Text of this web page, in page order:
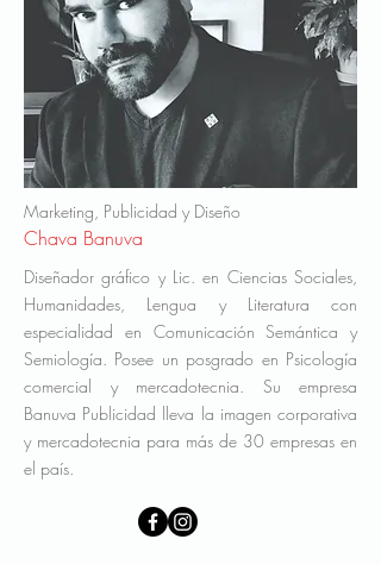
Marketing, Publicidad y Diseño
Chava Banuva
Diseñador gráfico y Lic. en Ciencias Sociales,
Humanidades, Lengua y Literatura con
especialidad en Comunicación Semántica y
Semiología. Posee un posgrado en Psicología
comercial y mercadotecnia. Su empresa
Banuva Publicidad lleva la imagen corporativa
y mercadotecnia para más de 30 empresas en
el país.